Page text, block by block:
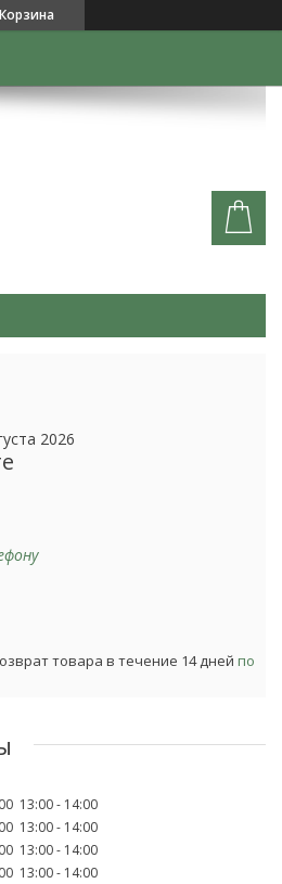
Корзина
2026
товара в течение 14 дней по
13:00
14:00
13:00
14:00
13:00
14:00
13:00
14:00